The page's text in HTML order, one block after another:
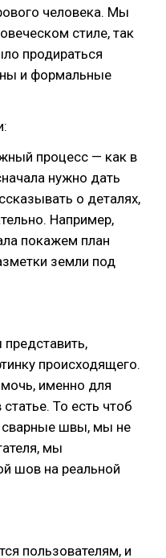
человека. Мы
стиле, так
продираться
и формальные
процесс — как в
нужно дать
о деталях,
Например,
покажем план
земли под
происходящего.
именно для
То есть чтоб
сварные швы, мы не
мы
шов на реальной
пользователям, и